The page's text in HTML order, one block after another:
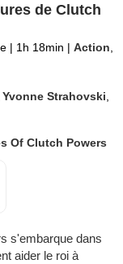
de Clutch
| 1h 18min | Action
,Yvonne Strahovski
Of Clutch Powers
s'embarque dans
aider le roi à